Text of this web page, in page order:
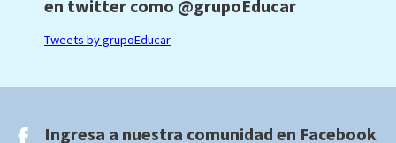
en twitter como @grupoEducar
Tweets by grupoEducar
Ingresa a nuestra comunidad en Facebook